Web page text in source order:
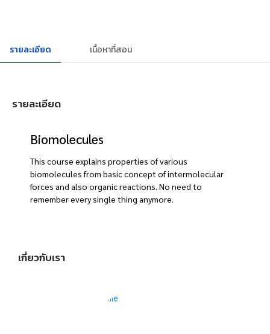
รายละเอียด เนื้อหาที่สอน
รายละเอียด
Biomolecules
This course explains properties of various
biomolecules from basic concept of intermolecular
forces and also organic reactions. No need to
remember every single thing anymore.
เกี่ยวกับเรา